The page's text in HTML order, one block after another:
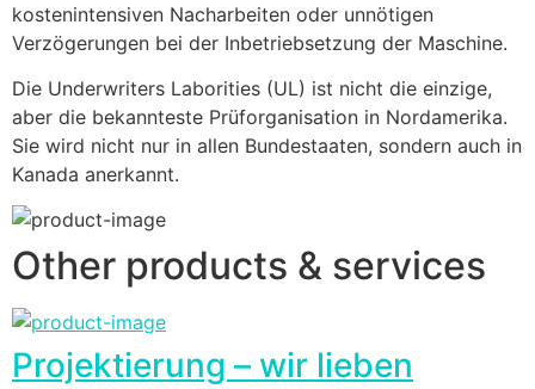
kostenintensiven Nacharbeiten oder unnötigen
Verzögerungen bei der Inbetriebsetzung der Maschine.
Die Underwriters Laborities (UL) ist nicht die einzige,
aber die bekannteste Prüforganisation in Nordamerika.
Sie wird nicht nur in allen Bundestaaten, sondern auch in
Kanada anerkannt.
Other products & services
Projektierung – wir lieben